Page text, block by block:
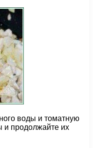
воды и томатную
и продолжайте их